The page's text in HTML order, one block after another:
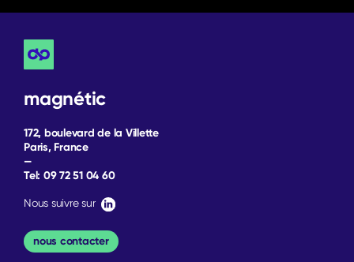
magnétic
172, boulevard de la Villette
Paris, France
—
Tel: 09 72 51 04 60
Nous suivre sur
nous contacter